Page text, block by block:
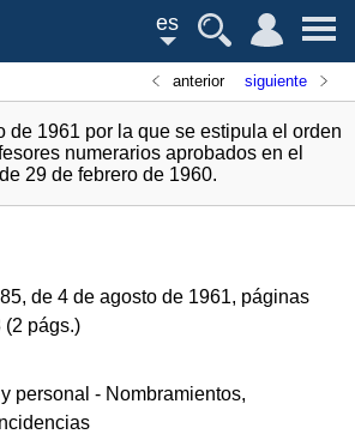
es
anterior siguiente
de 1961 por la que se estipula el orden
numerarios aprobados en el
29 de febrero de 1960.
de 4 de agosto de 1961, páginas
(2 págs.)
personal - Nombramientos,